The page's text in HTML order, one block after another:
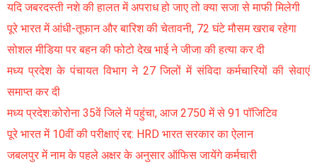
यदि जबरदस्ती नशे की हालत में अपराध हो जाए तो क्या सजा से माफी मिलेगी
पूरे भारत में आंधी-तूफान और बारिश की चेतावनी, 72 घंटे मौसम खराब रहेगा
सोशल मीडिया पर बहन की फोटो देख भाई ने जीजा की हत्या कर दी
मध्य प्रदेश के पंचायत विभाग ने 27 जिलों में संविदा कर्मचारियों की सेवाएं
समाप्त कर दी
मध्य प्रदेश:कोरोना 35वें जिले में पहुंचा, आज 2750 में से 91 पॉजिटिव
पूरे भारत में 10वीं की परीक्षाएं रद्द: HRD भारत सरकार का ऐलान
जबलपुर में नाम के पहले अक्षर के अनुसार ऑफिस जायेंगे कर्मचारी